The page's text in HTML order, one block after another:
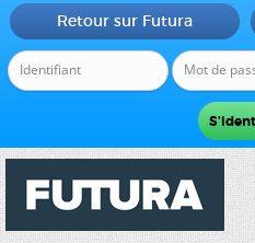
Retour sur Futura